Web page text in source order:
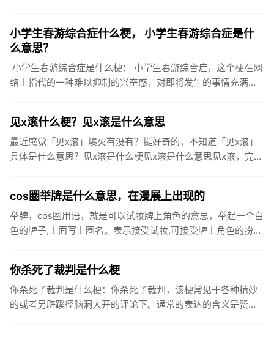
小学生春游综合症什么梗， 小学生春游综合症是什
么意思？
小学生春游综合症是什么梗： 小学生春游综合症，这个梗在网
络上指代的一种难以抑制的兴奋感，对即将发生的事情充满了
见x滚什么梗？见x滚是什么意思
最近感觉「见x滚」爆火有没有？挺好奇的，不知道「见x滚」
具体是什么意思？见x滚是什么梗见x滚是什么意思见x滚，完整
cos圈举牌是什么意思，在漫展上出现的
举牌，cos圈用语，就是可以试妆牌上角色的意思，举起一个白
色的牌子,上面写上圈名。表示接受试妆,可接受牌上角色的扮
你杀死了裁判是什么梗
你杀死了裁判是什么梗：你杀死了裁判，该梗常见于各种精妙
的或者另辟蹊径脑洞大开的评论下。通常的表达的含义是赞美